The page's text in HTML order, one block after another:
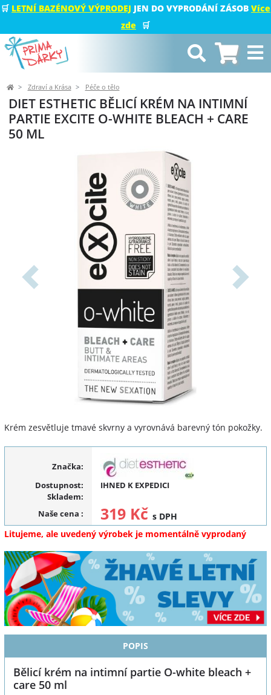
🛒 LETNÍ BAZÉNOVÝ VÝPRODEJ JEN DO VYPRODÁNÍ ZÁSOB Více
zde
🛒
Zdraví a Krása Péče o tělo
DIET ESTHETIC BĚLICÍ KRÉM NA INTIMNÍ
PARTIE EXCITE O-WHITE BLEACH + CARE
50 ML
Předchozí Další
Krém zesvětluje tmavé skvrny a vyrovnává barevný tón pokožky.
Značka:
Dostupnost:
IHNED K EXPEDICI
Skladem:
Naše cena : 319 Kč s DPH
Litujeme, ale uvedený výrobek je momentálně vyprodaný
POPIS
Bělicí krém na intimní partie O-white bleach +
care 50 ml